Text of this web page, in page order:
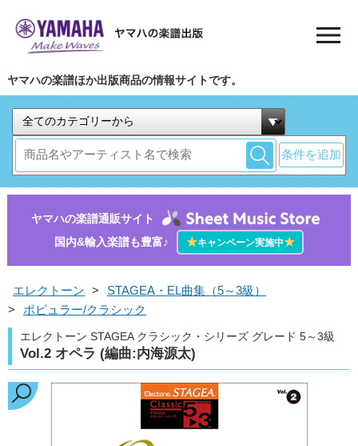
ヤマハの楽譜ほか出版商品の情報サイトです。
条件を追加
ヤマハの楽譜通販サイト
国内&輸入楽譜も豊富♪
★キャンペーン実施中★
エレクトーン >
STAGEA・EL曲集（5～3級）
>
ポピュラー/クラシック
エレクトーン STAGEA クラシック・シリーズ グレード 5～3級
Vol.2 オペラ (編曲:内海源太)